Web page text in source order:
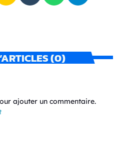
(0)
ajouter un commentaire.